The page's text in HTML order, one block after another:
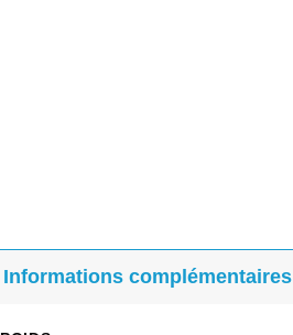
Informations complémentaires